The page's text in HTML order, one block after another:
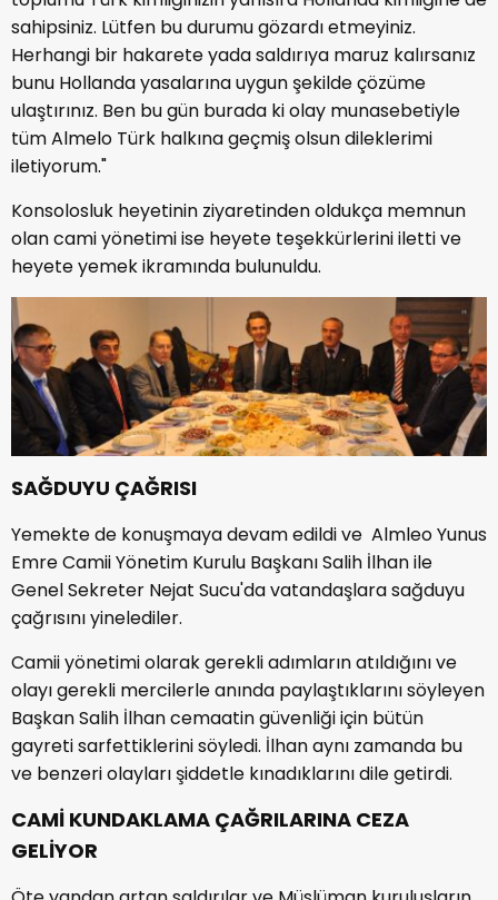
sahipsiniz. Lütfen bu durumu gözardı etmeyiniz.
Herhangi bir hakarete yada saldırıya maruz kalırsanız
bunu Hollanda yasalarına uygun şekilde çözüme
ulaştırınız. Ben bu gün burada ki olay munasebetiyle
tüm Almelo Türk halkına geçmiş olsun dileklerimi
iletiyorum."
Konsolosluk heyetinin ziyaretinden oldukça memnun
olan cami yönetimi ise heyete teşekkürlerini iletti ve
heyete yemek ikramında bulunuldu.
SAĞDUYU ÇAĞRISI
Yemekte de konuşmaya devam edildi ve Almleo Yunus
Emre Camii Yönetim Kurulu Başkanı Salih İlhan ile
Genel Sekreter Nejat Sucu'da vatandaşlara sağduyu
çağrısını yinelediler.
Camii yönetimi olarak gerekli adımların atıldığını ve
olayı gerekli mercilerle anında paylaştıklarını söyleyen
Başkan Salih İlhan cemaatin güvenliği için bütün
gayreti sarfettiklerini söyledi. İlhan aynı zamanda bu
ve benzeri olayları şiddetle kınadıklarını dile getirdi.
CAMİ KUNDAKLAMA ÇAĞRILARINA CEZA
GELİYOR